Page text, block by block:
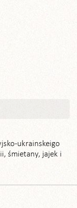
ukrainskeigo
śmietany, jajek i